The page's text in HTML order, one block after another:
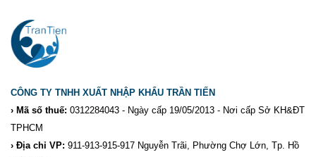
CÔNG TY TNHH XUẤT NHẬP KHẨU TRẦN TIẾN
› Mã số thuế: 0312284043 - Ngày cấp 19/05/2013 - Nơi cấp Sở KH&ĐT
TPHCM
› Địa chỉ VP: 911-913-915-917 Nguyễn Trãi, Phường Chợ Lớn, Tp. Hồ